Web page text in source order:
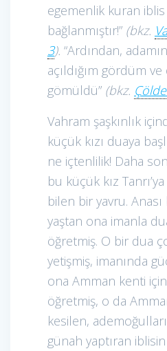
egemenlik kuran iblis
bağlanmıştır!” (bkz.
3). “Ardından,
açıldığım gördüm
gömüldü” (bkz.
Vahram şaşkınlık
küçük kızı duaya
ne içtenlilik! Daha
bu küçük kız
bilen bir yavru.
yaştan ona imanla
öğretmiş. O bir dua
yetişmiş, imanında
ona Amman kenti
öğretmiş, o da
kesilen,
günah yaptıran